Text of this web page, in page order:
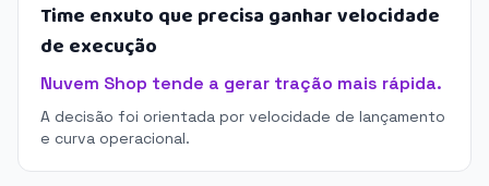
Time enxuto que precisa ganhar velocidade
de execução
Nuvem Shop tende a gerar tração mais rápida.
A decisão foi orientada por velocidade de lançamento
e curva operacional.